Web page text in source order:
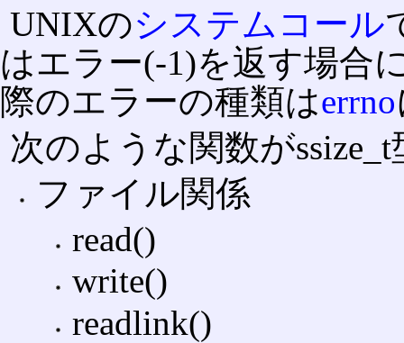
UNIXのシステムコール
はエラー(-1)を返す場合
際のエラーの種類はerrno
次のような関数が
ファイル関係
read()
write()
readlink()